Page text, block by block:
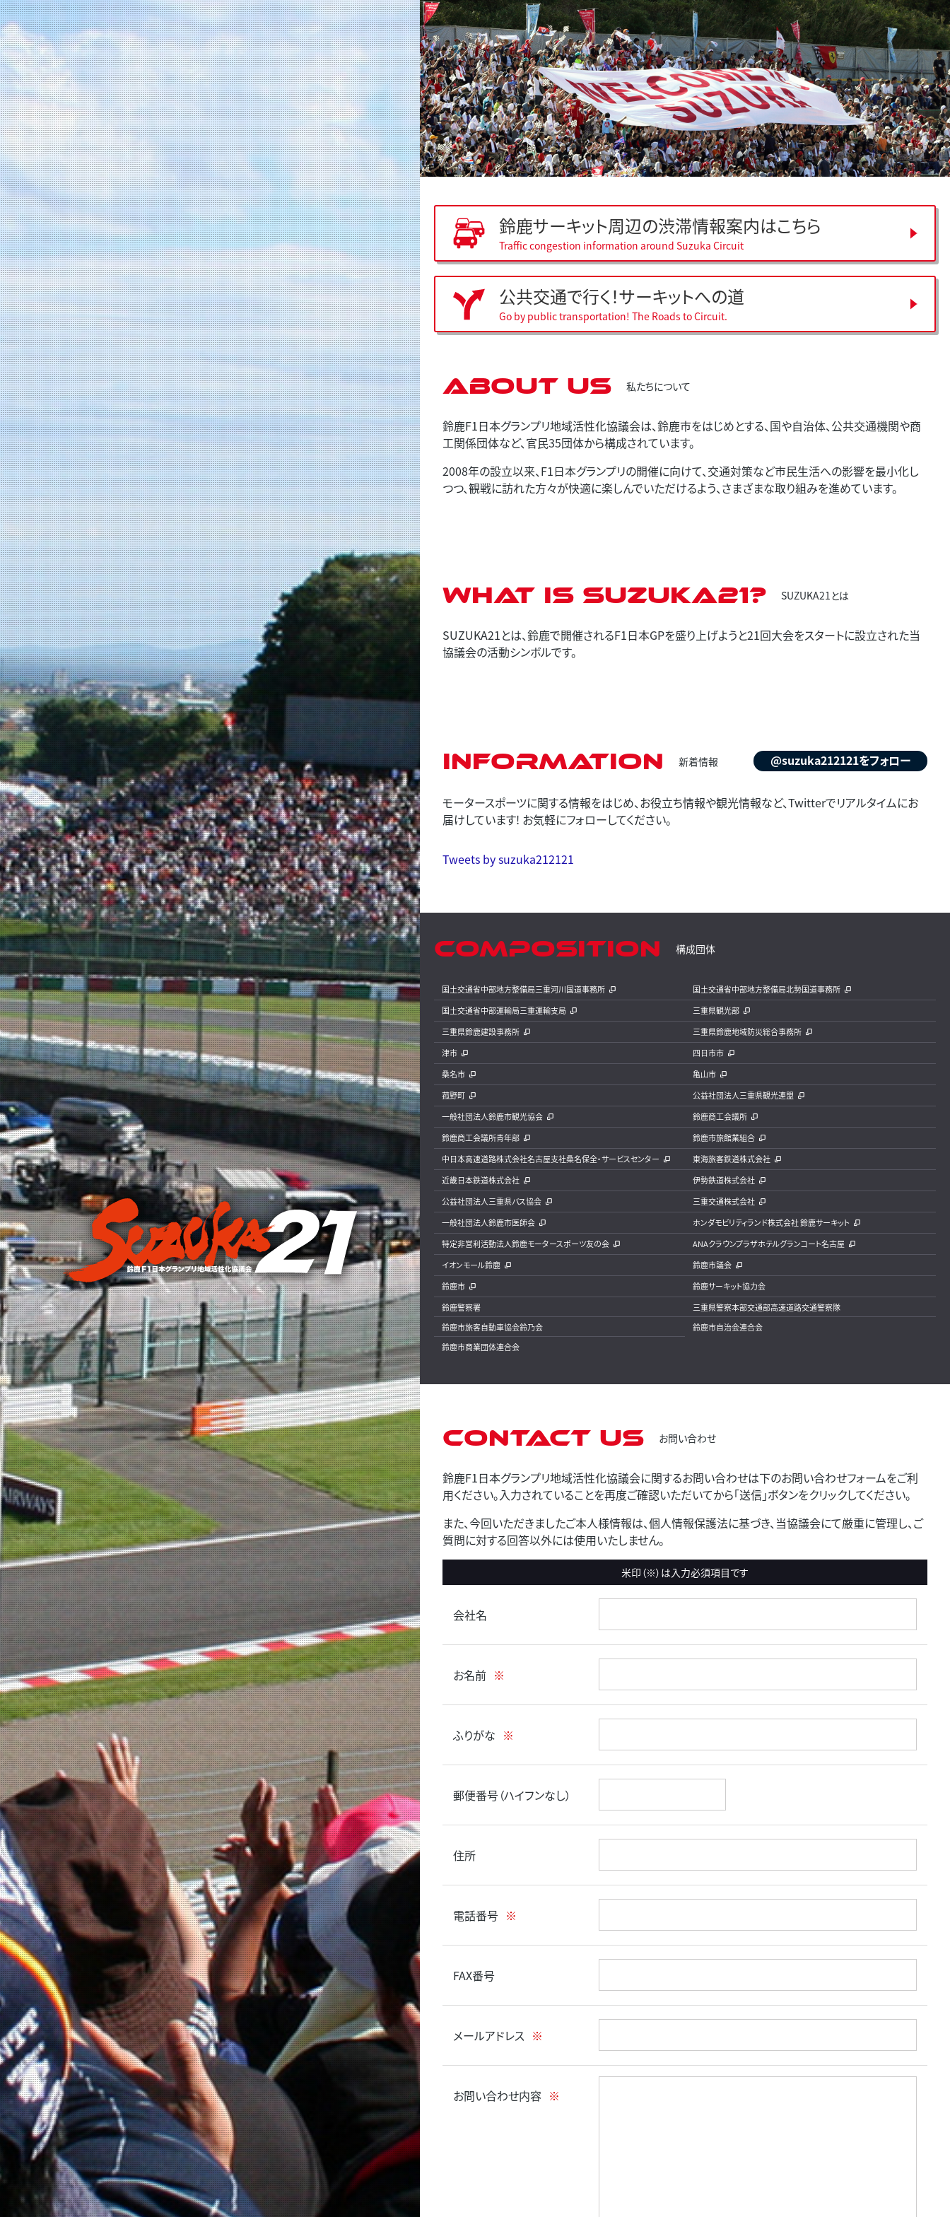
鈴鹿サーキット周辺の渋滞情報案内はこちら
Traffic congestion information around Suzuka Circuit
公共交通で行く！サーキットへの道
Go by public transportation! The Roads to Circuit.
About us 私たちについて
鈴鹿F1日本グランプリ地域活性化協議会は、鈴鹿市をはじめとする、国や自治体、公共交通機関や商
工関係団体など、官民35団体から構成されています。
2008年の設立以来、F1日本グランプリの開催に向けて、交通対策など市民生活への影響を最小化し
つつ、観戦に訪れた方々が快適に楽しんでいただけるよう、さまざまな取り組みを進めています。
What is SUZUKA21? SUZUKA21とは
SUZUKA21とは、鈴鹿で開催されるF1日本GPを盛り上げようと21回大会をスタートに設立された当
協議会の活動シンボルです。
Information 新着情報 @suzuka212121をフォロー
モータースポーツに関する情報をはじめ、お役立ち情報や観光情報など、Twitterでリアルタイムにお
届けしています! お気軽にフォローしてください。
Tweets by suzuka212121
Composition 構成団体
国土交通省中部地方整備局三重河川国道事務所
国土交通省中部地方整備局北勢国道事務所
国土交通省中部運輸局三重運輸支局
三重県観光部
三重県鈴鹿建設事務所
三重県鈴鹿地域防災総合事務所
津市
四日市市
桑名市
亀山市
菰野町
公益社団法人三重県観光連盟
一般社団法人鈴鹿市観光協会
鈴鹿商工会議所
鈴鹿商工会議所青年部
鈴鹿市旅館業組合
中日本高速道路株式会社名古屋支社桑名保全・サービスセンター
東海旅客鉄道株式会社
近畿日本鉄道株式会社
伊勢鉄道株式会社
公益社団法人三重県バス協会
三重交通株式会社
一般社団法人鈴鹿市医師会
ホンダモビリティランド株式会社 鈴鹿サーキット
特定非営利活動法人鈴鹿モータースポーツ友の会
ANAクラウンプラザホテルグランコート名古屋
イオンモール鈴鹿
鈴鹿市議会
鈴鹿市
鈴鹿サーキット協力会
鈴鹿警察署
三重県警察本部交通部高速道路交通警察隊
鈴鹿市旅客自動車協会鈴乃会
鈴鹿市自治会連合会
鈴鹿市商業団体連合会
Contact Us お問い合わせ
鈴鹿F1日本グランプリ地域活性化協議会に関するお問い合わせは下のお問い合わせフォームをご利
用ください。入力されていることを再度ご確認いただいてから「送信」ボタンをクリックしてください。
また、今回いただきましたご本人様情報は、個人情報保護法に基づき、当協議会にて厳重に管理し、ご
質問に対する回答以外には使用いたしません。
米印（※）は入力必須項目です
会社名
お名前 ※
ふりがな ※
郵便番号（ハイフンなし）
住所
電話番号 ※
FAX番号
メールアドレス ※
お問い合わせ内容 ※